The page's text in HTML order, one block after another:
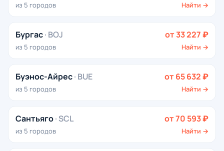
из 5 городов Найти →
Бургас· BOJ
из 5 городов
от 33 227 ₽
Найти →
Буэнос-Айрес· BUE
из 5 городов
от 65 632 ₽
Найти →
Сантьяго· SCL
из 5 городов
от 70 593 ₽
Найти →